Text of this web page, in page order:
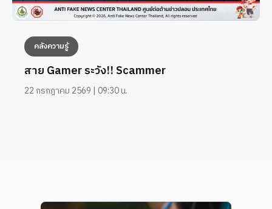
คลังความรู้
สาย Gamer ระวัง!! Scammer
22 กรกฎาคม 2569 | 09:30 น.